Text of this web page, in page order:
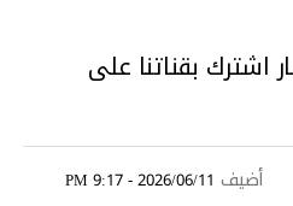
اشترك بقناتنا على
أضيف 2026/06/11 - 9:17 PM